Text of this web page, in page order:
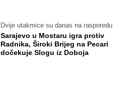
Dvije utakmice su danas na rasporedu
Sarajevo u Mostaru igra protiv
Radnika, Široki Brijeg na Pecari
dočekuje Slogu iz Doboja